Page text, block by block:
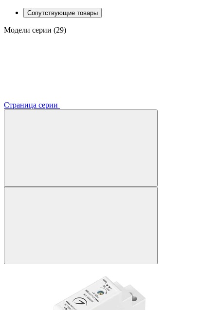
Сопутствующие товары
Модели серии (29)
Страница серии